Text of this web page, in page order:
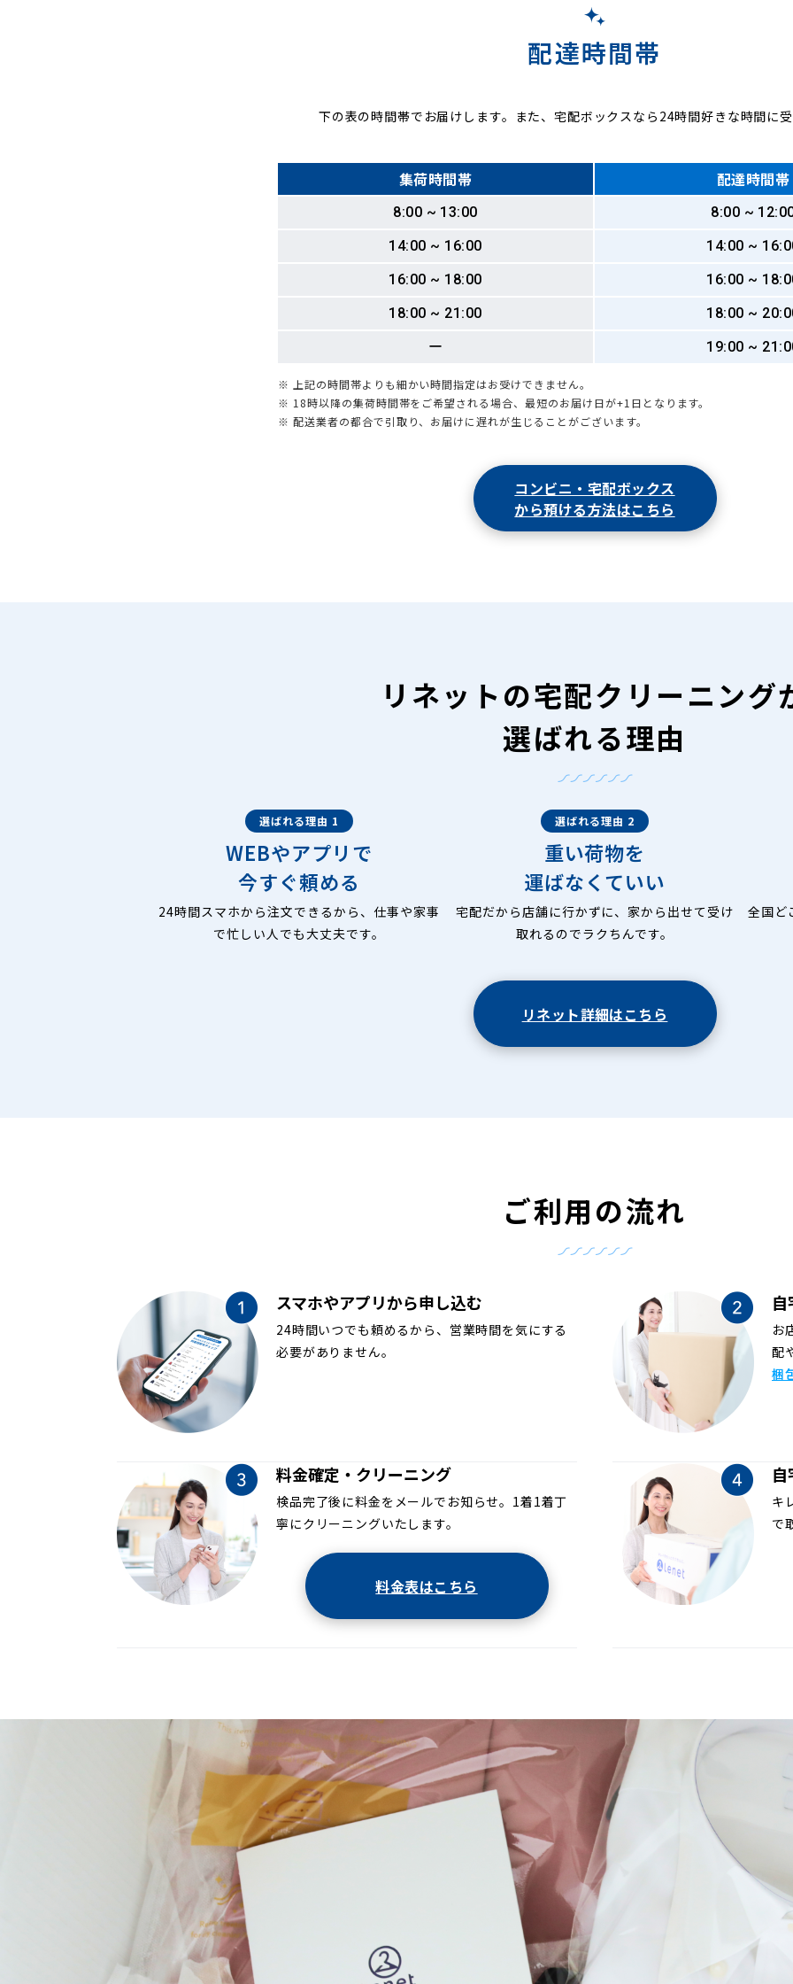
配達時間帯
下の表の時間帯でお届けします。また、宅配ボックスなら24時間好きな時間に
集荷時間帯 配達時間帯
8:00 ~ 13:00
8:00 ~
14:00 ~ 16:00
14:00 ~
16:00 ~ 18:00
16:00 ~
18:00 ~ 21:00
18:00 ~
ー
19:00 ~
※ 上記の時間帯よりも細かい時間指定はお受けできません。
※ 18時以降の集荷時間帯をご希望される場合、最短のお届け日が+1日となります。
※ 配送業者の都合で引取り、お届けに遅れが生じることがございます。
コンビニ・宅配ボックス
から預ける方法はこちら
リネットの宅配クリーニング
選ばれる理由
選ばれる理由 1
WEBやアプリで
今すぐ頼める
24時間スマホから注文できるから、仕事や家事
で忙しい人でも大丈夫です。
選ばれる理由 2
重い荷物を
運ばなくていい
宅配だから店舗に行かずに、家から出せて受け
取れるのでラクちんです。
全国ど
リネット詳細はこちら
ご利用の流れ
スマホやアプリから申し込む
24時間いつでも頼めるから、営業時間を気にする
必要がありません。
お
配
梱
料金確定・クリーニング
検品完了後に料金をメールでお知らせ。1着1着丁
寧にクリーニングいたします。
料金表はこちら
キ
で